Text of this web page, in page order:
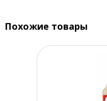
Похожие товары